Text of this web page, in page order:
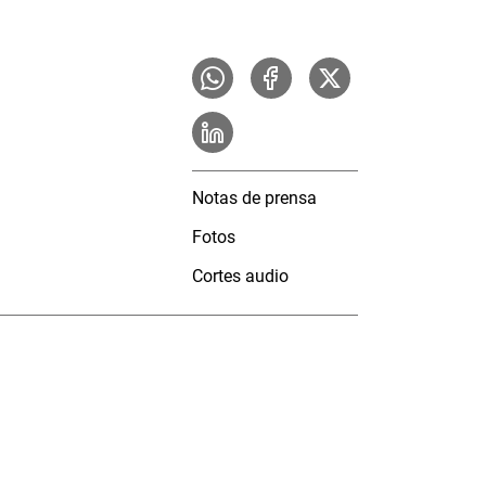
Notas de prensa
Fotos
Cortes audio